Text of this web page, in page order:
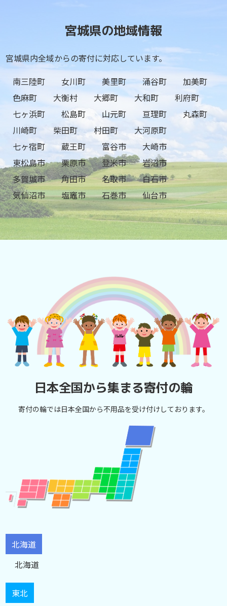
宮城県の地域情報
宮城県内全域からの寄付に対応しています。
南三陸町
女川町 美里町 涌谷町
加美町
色麻町
大衡村 大郷町 大和町
利府町
七ヶ浜町
松島町 山元町 亘理町
丸森町
川崎町
柴田町 村田町
大河原町
七ヶ宿町
蔵王町 富谷市
大崎市
東松島市
栗原市 登米市
岩沼市
多賀城市
角田市 名取市
白石市
気仙沼市
塩竈市 石巻市 仙台市
日本全国から集まる寄付の輪
寄付の輪では日本全国から不用品を受け付けしております。
北海道
北海道
東北